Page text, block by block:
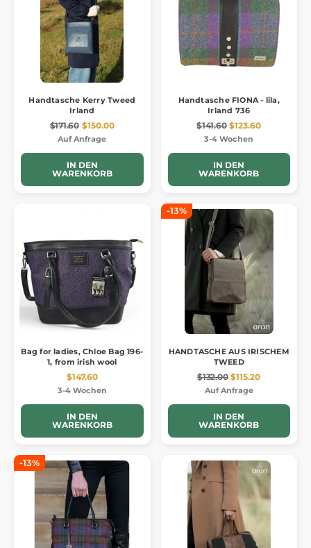
Handtasche Kerry Tweed
Irland
$171.60 $150.00
Auf Anfrage
IN DEN
WARENKORB
Handtasche FIONA - lila,
Irland 736
$141.60 $123.60
3-4 Wochen
IN DEN
WARENKORB
Bag for ladies, Chloe Bag 196-
1, from irish wool
$147.60
3-4 Wochen
IN DEN
WARENKORB
-13%
HANDTASCHE AUS IRISCHEM
TWEED
$132.00 $115.20
Auf Anfrage
IN DEN
WARENKORB
-13%